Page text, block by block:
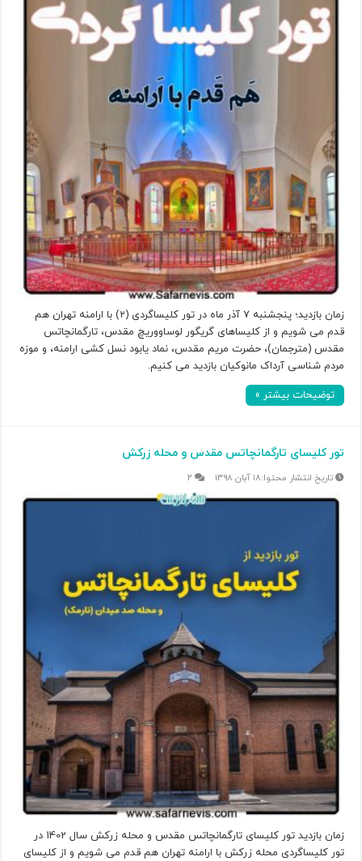
زمان بازدید؛ پنجشنبه ۷ آذر ماه در تور کلیساگردی (۲) با ارامنه تهران هم
قدم می شویم و از کلیساهای گریگور لوساووریچ مقدس، تارگمانچاتس
مقدس (مترجمان)، حضرت مریم مقدس، نماد یابود نسل کشی ارامنه، و موزه
مردم شناسی آرداک مانوکیان بازدید می کنیم.
توضیحات بیشتر »
تور کلیسای تارگمانچاتس مقدس و محله زرکش
۱۸ آبان ۱۳۹۸ ۲
زمان بازدید تور کلیسای تارگمانچاتس مقدس و محله زرکش سال 1402 در
تور کلیساگردی محله زرکش با ارامنه تهران هم قدم می شویم و از کلیسای